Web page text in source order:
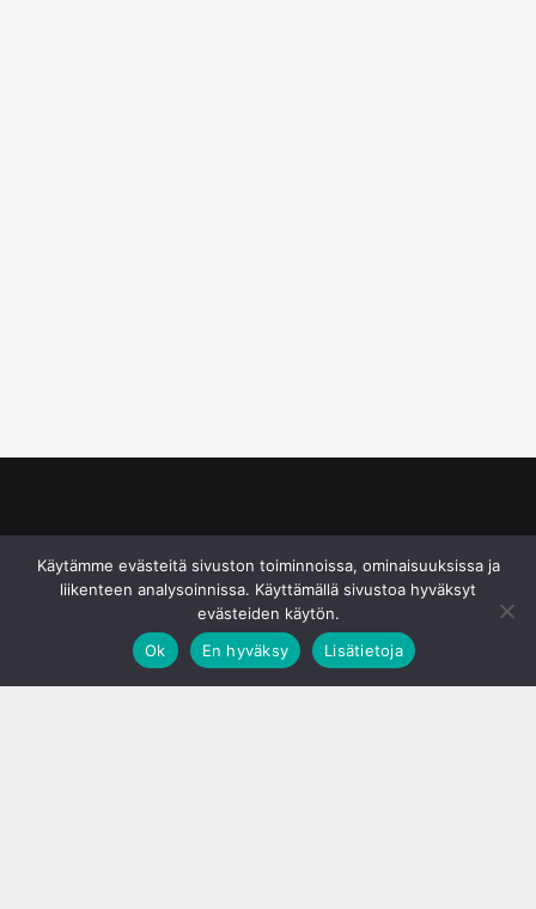
Käytämme evästeitä sivuston toiminnoissa, ominaisuuksissa ja
liikenteen analysoinnissa. Käyttämällä sivustoa hyväksyt
evästeiden käytön.
Ok
En hyväksy Lisätietoja